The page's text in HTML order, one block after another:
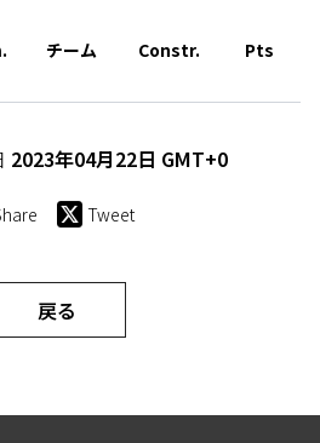
チーム Constr. Pts
2023年04月22日 GMT+0
Tweet
戻る